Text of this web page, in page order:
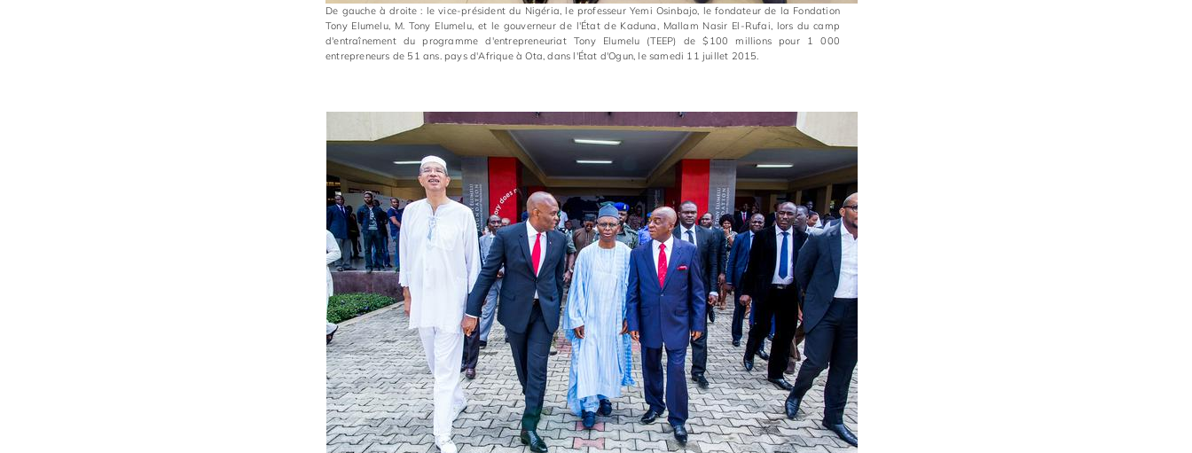
De gauche à droite : le vice-président du Nigéria, le professeur Yemi Osinbajo, le fondateur de la Fondation
Tony Elumelu, M. Tony Elumelu, et le gouverneur de l'État de Kaduna, Mallam Nasir El-Rufai, lors du camp
d'entraînement du programme d'entrepreneuriat Tony Elumelu (TEEP) de $100 millions pour 1 000
entrepreneurs de 51 ans. pays d'Afrique à Ota, dans l'État d'Ogun, le samedi 11 juillet 2015.